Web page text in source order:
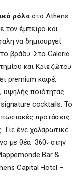
ρόλο στο Athens
τον έμπειρο και
να δημιουργεί
βράδυ. Στο Galerie
και Κριεζώτου
premium καφέ,
υψηλής ποιότητας
signature cocktails. Το
προτάσεις
Για ένα χαλαρωτικό
με θέα 360◦ στην
Bar &
Capital Hotel –